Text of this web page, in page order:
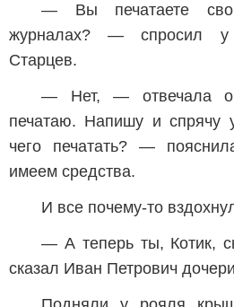
— Вы печатаете
журналах? — спросил
Старцев.
— Нет, — отвечала
печатаю. Напишу и спрячу
чего печатать? —
имеем средства.
И все почему-то
— А теперь ты, Котик,
сказал Иван Петрович